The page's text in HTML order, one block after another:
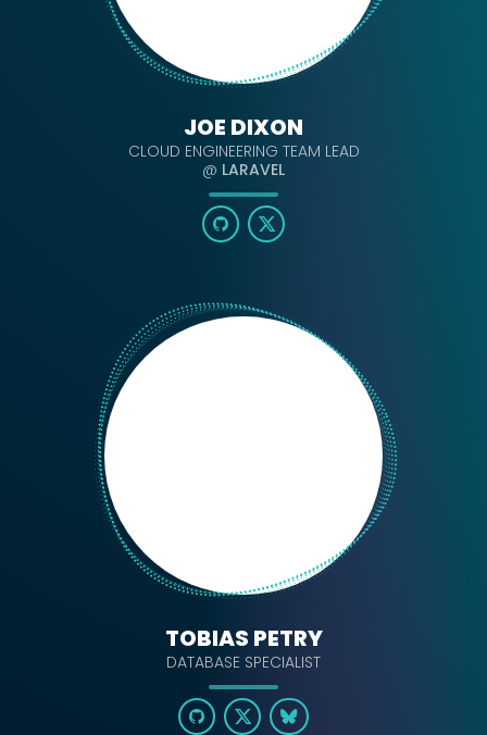
JOE DIXON
CLOUD ENGINEERING TEAM LEAD
@ LARAVEL
TOBIAS PETRY
DATABASE SPECIALIST